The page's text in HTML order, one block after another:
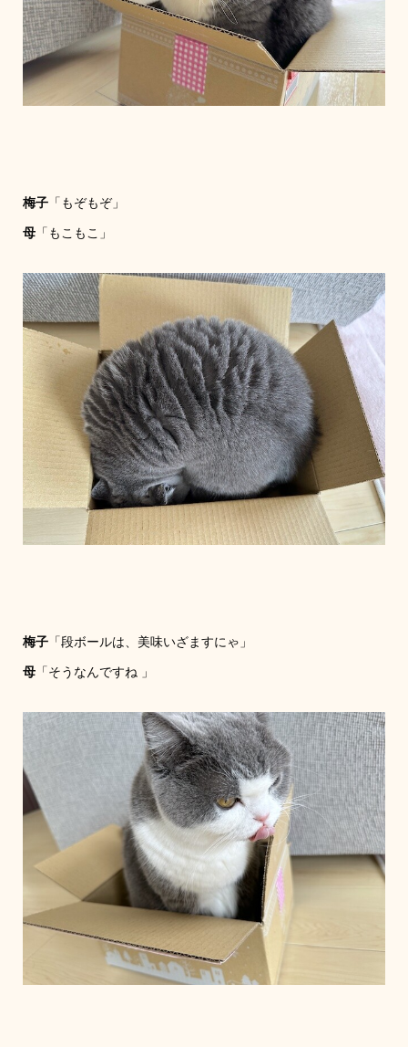
梅子「もぞもぞ」
母「もこもこ」
梅子「段ボールは、美味いざますにゃ」
母「そうなんですね 」